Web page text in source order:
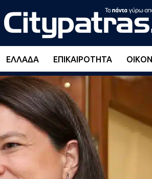
ΕΛΛΆΔΑ ΕΠΙΚΑΙΡΌΤΗΤΑ